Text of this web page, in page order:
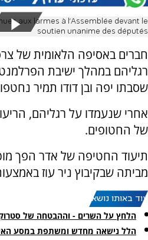
aux larmes à l’Assemblée devant le
soutien unanime des députés
חברים באסיפה הלאומית של
רגליהם במהלך ישיבת הפרלמנט
שסבתו יפה ובן דודו תמיר
אחרי שנעמדו על רגליהם,
של החטופים.
תיעוד החטיפה של אדר הפך
מביתה שבקיבוץ ניר עוז
עוד באותו נושא:
הלחץ על השרים - וההבטחה של
הלל נישאה מחדש ומשתפת במסע